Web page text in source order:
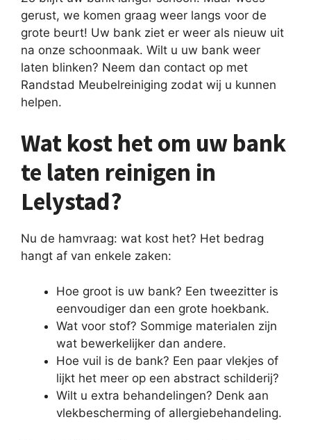
gerust, we komen graag weer langs voor de
grote beurt! Uw bank ziet er weer als nieuw uit
na onze schoonmaak. Wilt u uw bank weer
laten blinken? Neem dan contact op met
Randstad Meubelreiniging zodat wij u kunnen
helpen.
Wat kost het om uw bank
te laten reinigen in
Lelystad?
Nu de hamvraag: wat kost het? Het bedrag
hangt af van enkele zaken:
Hoe groot is uw bank? Een tweezitter is
eenvoudiger dan een grote hoekbank.
Wat voor stof? Sommige materialen zijn
wat bewerkelijker dan andere.
Hoe vuil is de bank? Een paar vlekjes of
lijkt het meer op een abstract schilderij?
Wilt u extra behandelingen? Denk aan
vlekbescherming of allergiebehandeling.